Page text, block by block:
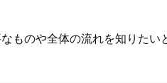
ものや全体の流れを知りた